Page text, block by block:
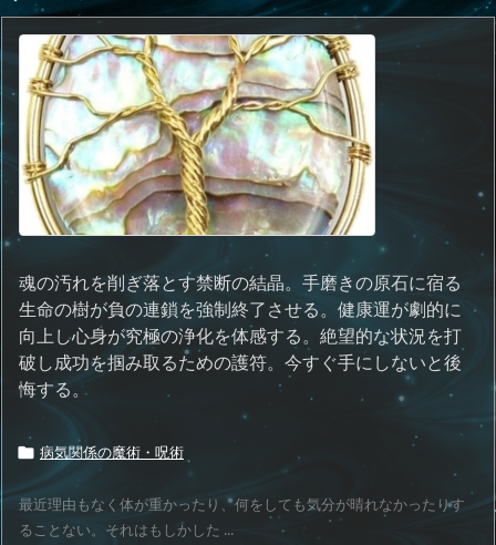
魂の汚れを削ぎ落とす禁断の結晶。手磨きの原石に宿る
生命の樹が負の連鎖を強制終了させる。健康運が劇的に
向上し心身が究極の浄化を体感する。絶望的な状況を打
破し成功を掴み取るための護符。今すぐ手にしないと後
悔する。
 病気関係の魔術・呪術
最近理由もなく体が重かったり、何をしても気分が晴れなかったりす
ることない。それはもしかした ...